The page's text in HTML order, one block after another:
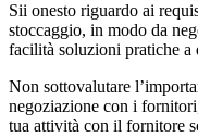
Sii onesto riguardo ai
stoccaggio, in modo da
facilità soluzioni pratiche a
Non sottovalutare
negoziazione con i
tua attività con il fornitore